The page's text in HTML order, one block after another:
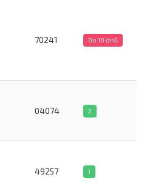
70241 Do 10 dnů
04074 2
49257 1